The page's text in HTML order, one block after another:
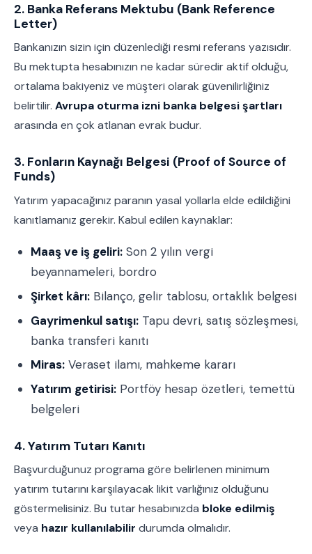
2. Banka Referans Mektubu (Bank Reference
Letter)
Bankanızın sizin için düzenlediği resmi referans yazısıdır.
Bu mektupta hesabınızın ne kadar süredir aktif olduğu,
ortalama bakiyeniz ve müşteri olarak güvenilirliğiniz
belirtilir. Avrupa oturma izni banka belgesi şartları
arasında en çok atlanan evrak budur.
3. Fonların Kaynağı Belgesi (Proof of Source of
Funds)
Yatırım yapacağınız paranın yasal yollarla elde edildiğini
kanıtlamanız gerekir. Kabul edilen kaynaklar:
Maaş ve iş geliri: Son 2 yılın vergi
beyannameleri, bordro
Şirket kârı: Bilanço, gelir tablosu, ortaklık belgesi
Gayrimenkul satışı: Tapu devri, satış sözleşmesi,
banka transferi kanıtı
Miras: Veraset ilamı, mahkeme kararı
Yatırım getirisi: Portföy hesap özetleri, temettü
belgeleri
4. Yatırım Tutarı Kanıtı
Başvurduğunuz programa göre belirlenen minimum
yatırım tutarını karşılayacak likit varlığınız olduğunu
göstermelisiniz. Bu tutar hesabınızda bloke edilmiş
veya hazır kullanılabilir durumda olmalıdır.